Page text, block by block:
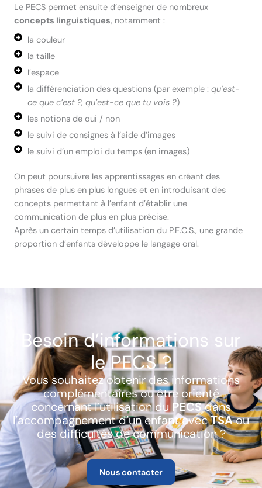
Le PECS permet ensuite d’enseigner de nombreux
concepts linguistiques, notamment :
la couleur
la taille
l’espace
la différenciation des questions (par exemple : qu’est-
ce que c’est ?, qu’est-ce que tu vois ?)
les notions de oui / non
le suivi de consignes à l’aide d’images
le suivi d’un emploi du temps (en images)
On peut poursuivre les apprentissages en créant des
phrases de plus en plus longues et en introduisant des
concepts permettant à l’enfant d’établir une
communication de plus en plus précise.
Après un certain temps d’utilisation du P.E.C.S., une grande
proportion d’enfants développe le langage oral.
Besoin d’informations sur
le PECS ?
Vous souhaitez obtenir des informations
complémentaires ou être orienté
concernant l’utilisation du PECSdans
l’accompagnement d’un enfant avecTSAou
des difficultés de communication ?
Nous contacter